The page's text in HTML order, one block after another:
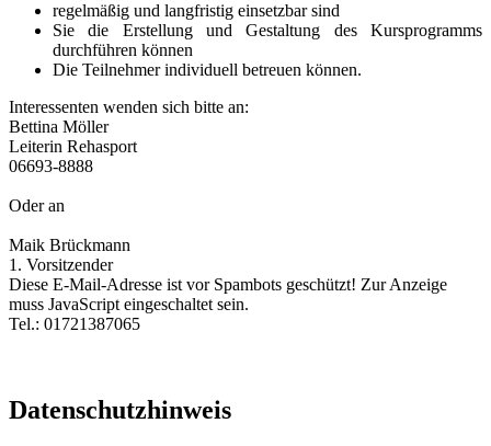
regelmäßig und langfristig einsetzbar sind
Sie die Erstellung und Gestaltung des Kursprogramms
durchführen können
Die Teilnehmer individuell betreuen können.
Interessenten wenden sich bitte an:
Bettina Möller
Leiterin Rehasport
06693-8888
Oder an
Maik Brückmann
1. Vorsitzender
Diese E-Mail-Adresse ist vor Spambots geschützt! Zur Anzeige
muss JavaScript eingeschaltet sein.
Tel.: 01721387065
Datenschutzhinweis